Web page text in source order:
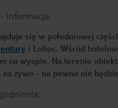
- informacje
się w południowej
i Lobos. Wśród
na wyspie. Na terenie
żywo - na pewno nie